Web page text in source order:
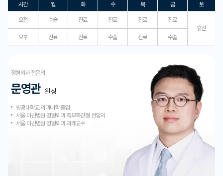
시간 월 화 수 목 금 토
오전 수술 진료 진료 진료
진료
휴진
오후
진료 진료 수술 진료 수술
정형외과 전문의
문영관 원장
원광대학교 의과대학 졸업
서울 아산병원 정형외과 족부족관절 전임의
서울 아산병원 정형외과 외래교수